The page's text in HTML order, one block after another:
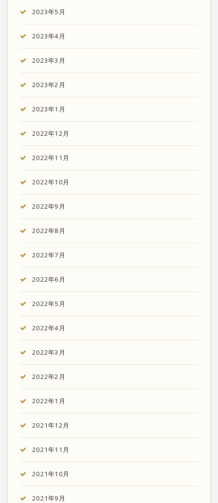
2023年5月
2023年4月
2023年3月
2023年2月
2023年1月
2022年12月
2022年11月
2022年10月
2022年9月
2022年8月
2022年7月
2022年6月
2022年5月
2022年4月
2022年3月
2022年2月
2022年1月
2021年12月
2021年11月
2021年10月
2021年9月